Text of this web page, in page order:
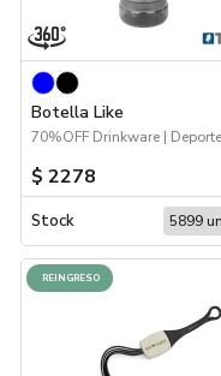
Botella Like
$ 2278
Stock 5899
REINGRESO